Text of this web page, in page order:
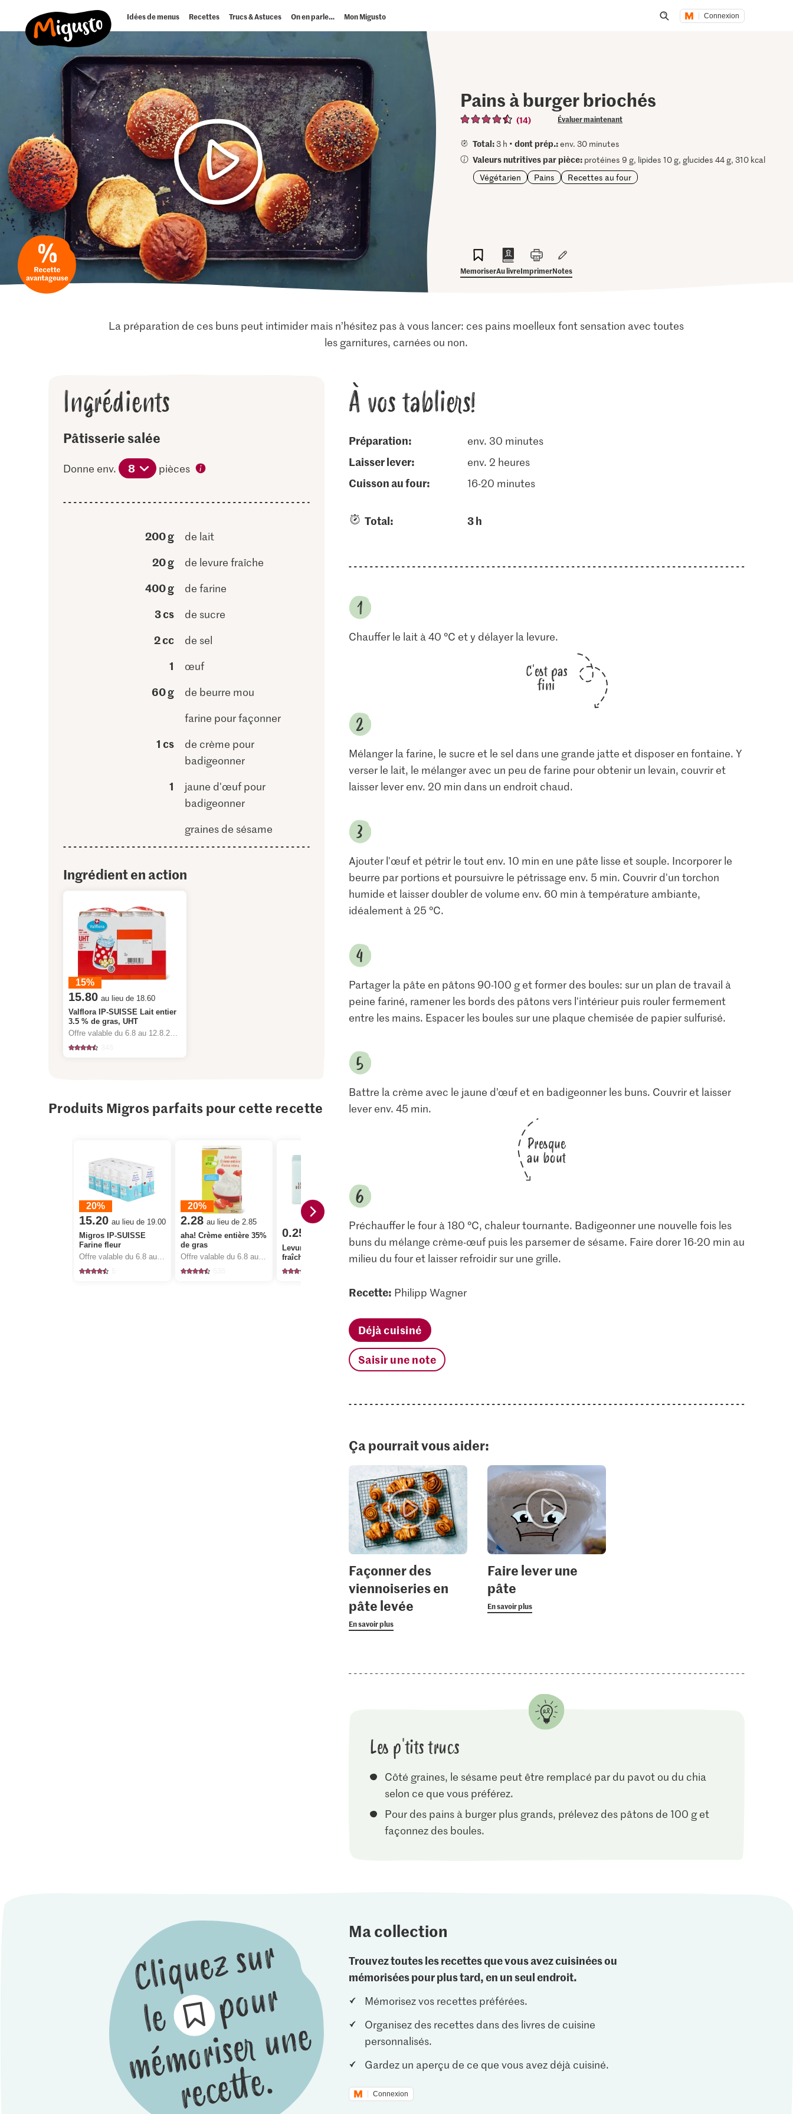
Idées de menus Recettes Trucs & Astuces On en parle… Mon Migusto Connexion
Pains à burger briochés
(14) Évaluer maintenant
Total: 3 h •dont prép.:env. 30 minutes
Valeurs nutritives par pièce: protéines 9 g, lipides 10 g, glucides 44 g, 310 kcal
Végétarien
Pains Recettes au four
MemoriserAu livreImprimerNotes
La préparation de ces buns peut intimider mais n’hésitez pas à vous lancer: ces pains moelleux font sensation avec toutes
les garnitures, carnées ou non.
Ingrédients
Pâtisserie salée
Donne env. 8 pièces
200 g de lait
20 g de levure fraîche
400 g de farine
3 cs de sucre
2 cc de sel
1 œuf
60 g
de beurre mou
farine pour façonner
1 cs
de crème pour
badigeonner
1
jaune d'œuf pour
badigeonner
graines de sésame
Ingrédient en action
15%
15.80 au lieu de 18.60
Valflora IP-SUISSE Lait entier
3.5 % de gras, UHT
Offre valable du 6.8 au 12.8.2026, jusqu’à épuisement du stock.
Produits Migros parfaits pour cette recette
20%
15.20 au lieu de 19.00
Migros IP-SUISSE
Farine fleur
20%
2.28 au lieu de 2.85
aha! Crème entière 35%
de gras
0.25
Levure de boulangerie
fraîche
1.80
M-Classic IP-SUISSE
Cristal Sucre fin
cristallisé
2.20
M-Classic Sésame
décortiqué
3.85
Prix du jour
IP-SUISSE De la région
Œufs Élevage en plein
À vos tabliers!
Préparation: env. 30 minutes
laisser lever: env. 2 heures
cuisson au four: 16-20 minutes
Total: 3 h
Chauffer le lait à 40 °C et y délayer la levure.
C'est pas
fini
Mélanger la farine, le sucre et le sel dans une grande jatte et disposer en fontaine. Y
verser le lait, le mélanger avec un peu de farine pour obtenir un levain, couvrir et
laisser lever env. 20 min dans un endroit chaud.
Ajouter l'œuf et pétrir le tout env. 10 min en une pâte lisse et souple. Incorporer le
beurre par portions et poursuivre le pétrissage env. 5 min. Couvrir d'un torchon
humide et laisser doubler de volume env. 60 min à température ambiante,
idéalement à 25 °C.
Partager la pâte en pâtons 90-100 g et former des boules: sur un plan de travail à
peine fariné, ramener les bords des pâtons vers l'intérieur puis rouler fermement
entre les mains. Espacer les boules sur une plaque chemisée de papier sulfurisé.
Battre la crème avec le jaune d’œuf et en badigeonner les buns. Couvrir et laisser
lever env. 45 min.
Presque
au bout
Préchauffer le four à 180 °C, chaleur tournante. Badigeonner une nouvelle fois les
buns du mélange crème-œuf puis les parsemer de sésame. Faire dorer 16-20 min au
milieu du four et laisser refroidir sur une grille.
Recette: Philipp Wagner
Déjà cuisiné
Saisir une note
Ça pourrait vous aider:
Façonner des
viennoiseries en
pâte levée
En savoir plus
Faire lever une
pâte
En savoir plus
Les p'tits trucs
Côté graines, le sésame peut être remplacé par du pavot ou du chia
selon ce que vous préférez.
Pour des pains à burger plus grands, prélevez des pâtons de 100 g et
façonnez des boules.
Ma collection
Trouvez toutes les recettes que vous avez cuisinées ou
mémorisées pour plus tard, en un seul endroit.
Mémorisez vos recettes préférées.
Organisez des recettes dans des livres de cuisine
personnalisés.
Gardez un aperçu de ce que vous avez déjà cuisiné.
Connexion